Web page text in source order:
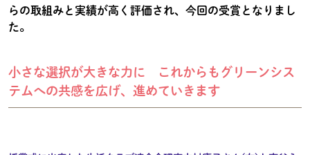
らの取組みと実績が高く評価され、今回の受賞となりまし
た。
小さな選択が大きな力に これからもグリーンシス
テムへの共感を広げ、進めていきます